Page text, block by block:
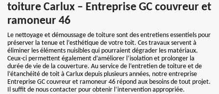
toiture Carlux – Entreprise GC couvreur et
ramoneur 46
Le nettoyage et démoussage de toiture sont des entretiens essentiels pour
préserver la tenue et l’esthétique de votre toit. Ces travaux servent à
éliminer les éléments nuisibles qui pourraient dégrader les matériaux.
Ceux-ci permettent également d’améliorer l’isolation et prolonger la
durée de vie de la couverture. Au service de l’entretien de toiture et de
l’étanchéité de toit à Carlux depuis plusieurs années, notre entreprise
Entreprise GC couvreur et ramoneur 46 répond aux besoins de tout projet.
Il suffit de nous contacter pour obtenir l’intervention appropriée.